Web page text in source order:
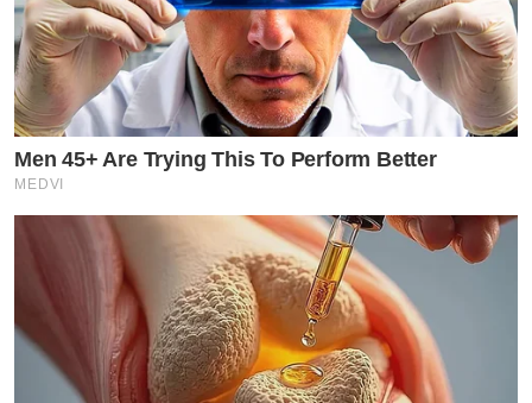
Men 45+ Are Trying This To Perform Better
MEDVI